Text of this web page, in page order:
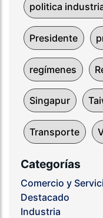
politica
Presidente
regímenes
Singapur
Transporte
Categorías
Comercio y
Destacado
Industria